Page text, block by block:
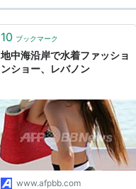
10 ブックマーク
地中海沿岸で水着ファッショ
ンショー、レバノン
www.afpbb.com